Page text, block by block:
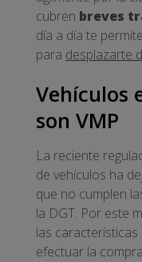
cubren breves
día a día te
para desplazarte
Vehículos
son VMP
La reciente
de vehículos ha
que no cumplen
la DGT. Por este
las
efectuar la